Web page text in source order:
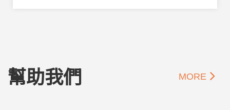
幫助我們 MORE